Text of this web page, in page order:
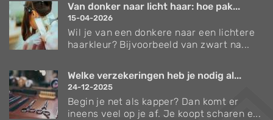
Van donker naar licht haar: hoe pak...
15-04-2026
Wil je van een donkere naar een lichtere
haarkleur? Bijvoorbeeld van zwart na...
Welke verzekeringen heb je nodig al...
24-12-2025
Begin je net als kapper? Dan komt er
ineens veel op je af. Je koopt scharen e...